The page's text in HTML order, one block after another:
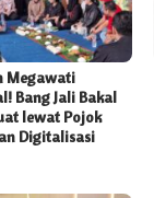
Megawati
Bang Jali Bakal
lewat Pojok
Digitalisasi